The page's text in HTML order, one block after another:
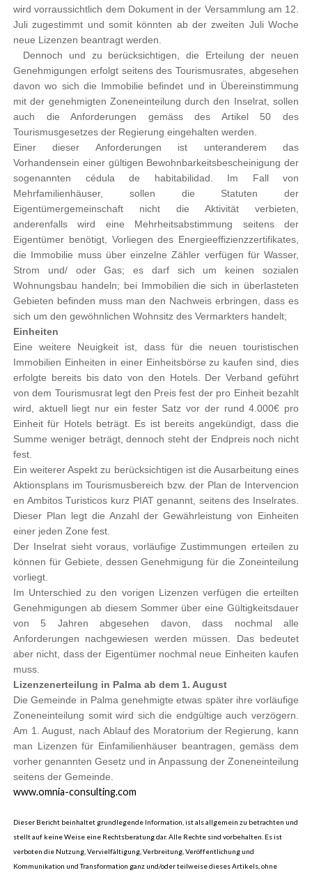
wird vorraussichtlich dem Dokument in der Versammlung am 12.
Juli zugestimmt und somit könnten ab der zweiten Juli Woche
neue Lizenzen beantragt werden.
Dennoch und zu berücksichtigen, die Erteilung der neuen
Genehmigungen erfolgt seitens des Tourismusrates, abgesehen
davon wo sich die Immobilie befindet und in Übereinstimmung
mit der genehmigten Zoneneinteilung durch den Inselrat, sollen
auch die Anforderungen gemäss des Artikel 50 des
Tourismusgesetzes der Regierung eingehalten werden.
Einer dieser Anforderungen ist unteranderem das
Vorhandensein einer gültigen Bewohnbarkeitsbescheinigung der
sogenannten cédula de habitabilidad. Im Fall von
Mehrfamilienhäuser, sollen die Statuten der
Eigentümergemeinschaft nicht die Aktivität verbieten,
anderenfalls wird eine Mehrheitsabstimmung seitens der
Eigentümer benötigt, Vorliegen des Energieeffizienzzertifikates,
die Immobilie muss über einzelne Zähler verfügen für Wasser,
Strom und/ oder Gas; es darf sich um keinen sozialen
Wohnungsbau handeln; bei Immobilien die sich in überlasteten
Gebieten befinden muss man den Nachweis erbringen, dass es
sich um den gewöhnlichen Wohnsitz des Vermarkters handelt;
Einheiten
Eine weitere Neuigkeit ist, dass für die neuen touristischen
Immobilien Einheiten in einer Einheitsbörse zu kaufen sind, dies
erfolgte bereits bis dato von den Hotels. Der Verband geführt
von dem Tourismusrat legt den Preis fest der pro Einheit bezahlt
wird, aktuell liegt nur ein fester Satz vor der rund 4.000€ pro
Einheit für Hotels beträgt. Es ist bereits angekündigt, dass die
Summe weniger beträgt, dennoch steht der Endpreis noch nicht
fest.
Ein weiterer Aspekt zu berücksichtigen ist die Ausarbeitung eines
Aktionsplans im Tourismusbereich bzw. der Plan de Intervencion
en Ambitos Turisticos kurz PIAT genannt, seitens des Inselrates.
Dieser Plan legt die Anzahl der Gewährleistung von Einheiten
einer jeden Zone fest.
Der Inselrat sieht voraus, vorläufige Zustimmungen erteilen zu
können für Gebiete, dessen Genehmigung für die Zoneinteilung
vorliegt.
Im Unterschied zu den vorigen Lizenzen verfügen die erteilten
Genehmigungen ab diesem Sommer über eine Gültigkeitsdauer
von 5 Jahren abgesehen davon, dass nochmal alle
Anforderungen nachgewiesen werden müssen. Das bedeutet
aber nicht, dass der Eigentümer nochmal neue Einheiten kaufen
muss.
Lizenzenerteilung in Palma ab dem 1. August
Die Gemeinde in Palma genehmigte etwas später ihre vorläufige
Zoneneinteilung somit wird sich die endgültige auch verzögern.
Am 1. August, nach Ablauf des Moratorium der Regierung, kann
man Lizenzen für Einfamilienhäuser beantragen, gemäss dem
vorher genannten Gesetz und in Anpassung der Zoneneinteilung
seitens der Gemeinde.
www.omnia-consulting.com
Dieser Bericht beinhaltet grundlegende Information, ist als allgemein zu betrachten und
stellt auf keine Weise eine Rechtsberatung dar. Alle Rechte sind vorbehalten. Es ist
verboten die Nutzung, Vervielfältigung, Verbreitung, Veröffentlichung und
Kommunikation und Transformation ganz und/oder teilweise dieses Artikels, ohne